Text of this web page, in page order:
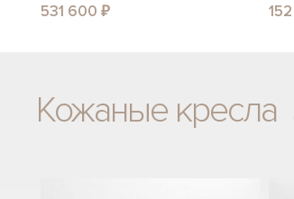
531 600 ₽
Кожаные кресла